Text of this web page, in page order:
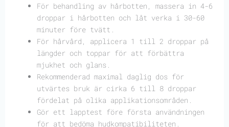
För behandling av hårbotten, massera in 4-6
droppar i hårbotten och låt verka i 30-60
minuter före tvätt.
För hårvård, applicera 1 till 2 droppar på
längder och toppar för att förbättra
mjukhet och glans.
Rekommenderad maximal daglig dos för
utvärtes bruk är cirka 6 till 8 droppar
fördelat på olika applikationsområden.
Gör ett lapptest före första användningen
för att bedöma hudkompatibiliteten.